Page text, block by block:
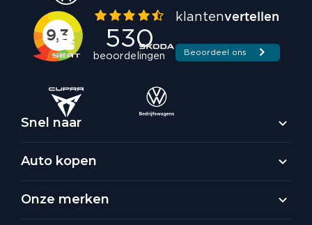
Snel naar
Auto kopen
Onze merken